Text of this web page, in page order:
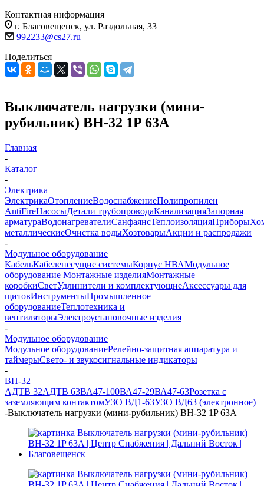
Контактная информация
г. Благовещенск, ул. Раздольная, 33
992233@cs27.ru
Поделиться
Выключатель нагрузки (мини-
рубильник) ВН-32 1P 63A
Главная
-
Каталог
-
Электрика
ЭлектрикаОтоплениеВодоснабжениеПолипропилен
AntiFireНасосыДетали трубопроводаКанализацияЗапорная
арматураВодонагревателиСанфаянсТеплоизоляцияПриборы
металлическиеОчистка водыХозтоварыАкции и распродажи
-
Модульное оборудование
КабельКабеленесущие системыКорпус НВАМодульное
оборудование Монтажные изделияМонтажные
коробкиСветУдлинители и комплектующиеАксессуары для
щитовИнструментыПромышленное
оборудованиеТеплотехника и
вентиляторыЭлектроустановочные изделия
-
Модульное оборудование
Модульное оборудованиеРелейно-защитная аппаратура и
таймерыСвето- и звукосигнальные индикаторы
-
ВН-32
АДТВ 32АДТВ 63ВА47-100ВА47-29ВА47-63Розетка с
заземляющим контактомУЗО ВД1-63УЗО ВД63 (электронное)
-Выключатель нагрузки (мини-рубильник) ВН-32 1P 63A